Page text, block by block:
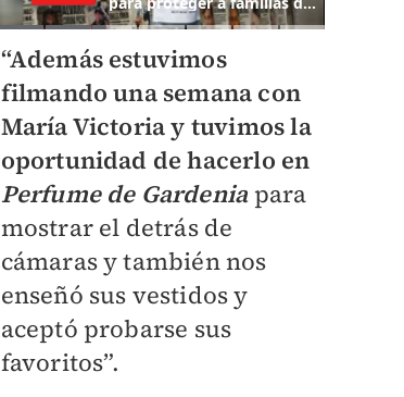
“Además estuvimos
filmando una semana con
María Victoria y tuvimos la
oportunidad de hacerlo en
Perfume de Gardeniapara
mostrar el detrás de
cámaras y también nos
enseñó sus vestidos y
aceptó probarse sus
favoritos”.